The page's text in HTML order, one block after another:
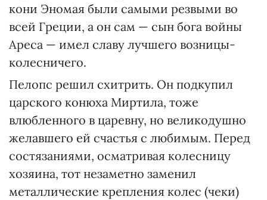
кони Эномая были самыми резвыми во
всей Греции, а он сам — сын бога войны
Ареса — имел славу лучшего возницы-
колесничего.
Пелопс решил схитрить. Он подкупил
царского конюха Миртила, тоже
влюбленного в царевну, но великодушно
желавшего ей счастья с любимым. Перед
состязаниями, осматривая колесницу
хозяина, тот незаметно заменил
металлические крепления колес (чеки)